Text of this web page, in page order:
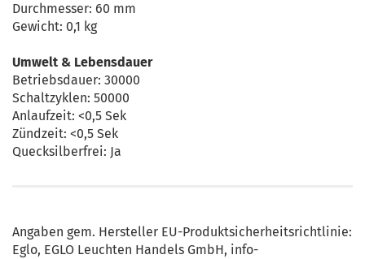
Durchmesser: 60 mm
Gewicht: 0,1 kg
Umwelt & Lebensdauer
Betriebsdauer: 30000
Schaltzyklen: 50000
Anlaufzeit: <0,5 Sek
Zündzeit: <0,5 Sek
Quecksilberfrei: Ja
Angaben gem. Hersteller EU-Produktsicherheitsrichtlinie:
Eglo, EGLO Leuchten Handels GmbH, info-